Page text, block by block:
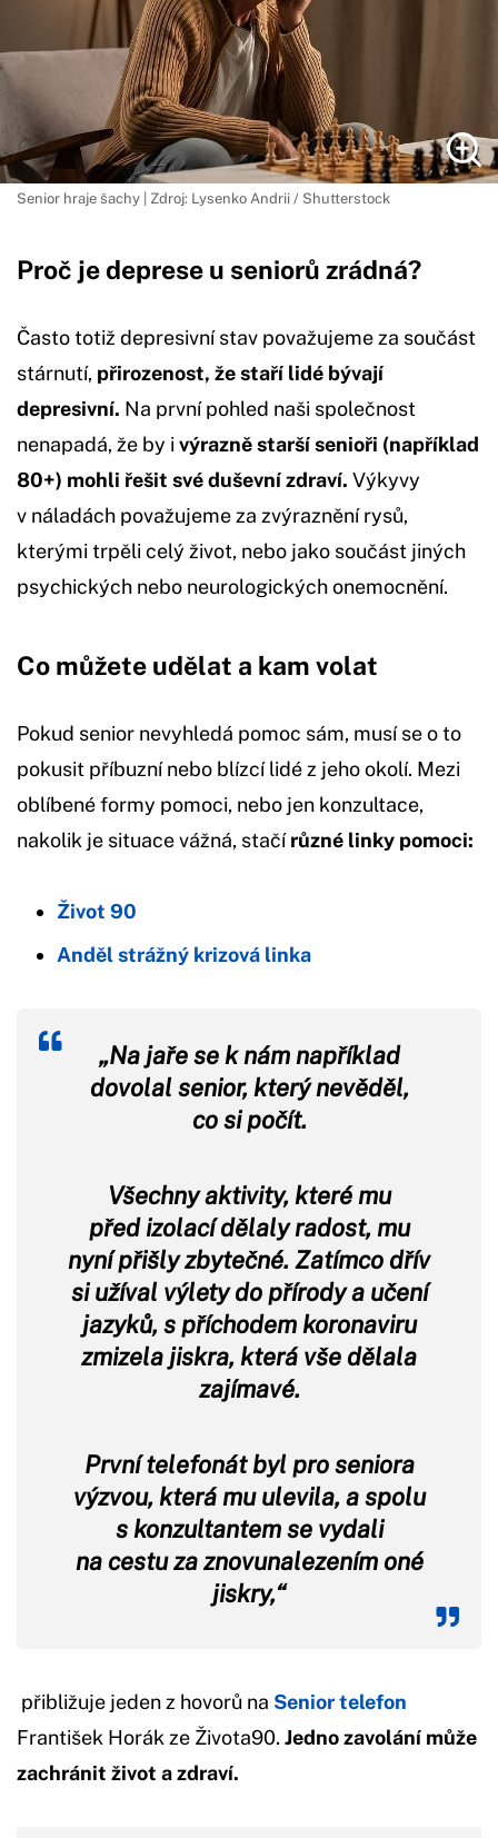
Senior hraje šachy | Zdroj: Lysenko Andrii / Shutterstock
Proč je deprese u seniorů zrádná?
Často totiž depresivní stav považujeme za součást
stárnutí, přirozenost, že staří lidé bývají
depresivní. Na první pohled naši společnost
nenapadá, že by i výrazně starší senioři (například
80+) mohli řešit své duševní zdraví. Výkyvy
v náladách považujeme za zvýraznění rysů,
kterými trpěli celý život, nebo jako součást jiných
psychických nebo neurologických onemocnění.
Co můžete udělat a kam volat
Pokud senior nevyhledá pomoc sám, musí se o to
pokusit příbuzní nebo blízcí lidé z jeho okolí. Mezi
oblíbené formy pomoci, nebo jen konzultace,
nakolik je situace vážná, stačírůzné linky pomoci:
Život 90
Anděl strážný krizová linka
„Na jaře se k nám například
dovolal senior, který nevěděl,
co si počít.
Všechny aktivity, které mu
před izolací dělaly radost, mu
nyní přišly zbytečné. Zatímco dřív
si užíval výlety do přírody a učení
jazyků, s příchodem koronaviru
zmizela jiskra, která vše dělala
zajímavé.
První telefonát byl pro seniora
výzvou, která mu ulevila, a spolu
s konzultantem se vydali
na cestu za znovunalezením oné
jiskry,“
přibližuje jeden z hovorů na Senior telefon
František Horák ze Života90. Jedno zavolání může
zachránit život a zdraví.